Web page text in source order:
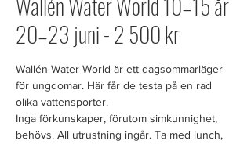
20–23 juni - 2 500 kr
Wallén Water World är ett dagsommarläger
för ungdomar. Här får de testa på en rad
olika vattensporter.
Inga förkunskaper, förutom simkunnighet,
behövs. All utrustning ingår. Ta med lunch,